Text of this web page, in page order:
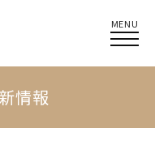
MENU
情報